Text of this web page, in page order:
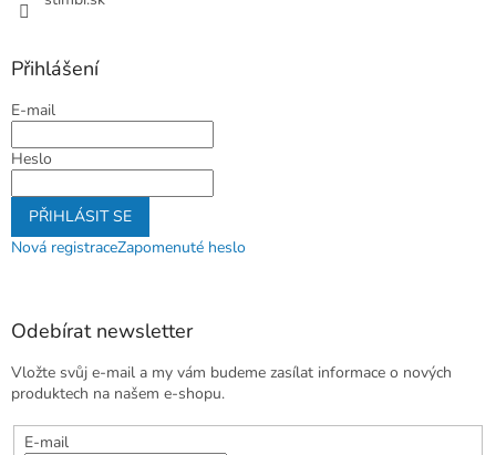
Přihlášení
E-mail
Heslo
PŘIHLÁSIT SE
Nová registraceZapomenuté heslo
Odebírat newsletter
Vložte svůj e-mail a my vám budeme zasílat informace o nových
produktech na našem e-shopu.
E-mail